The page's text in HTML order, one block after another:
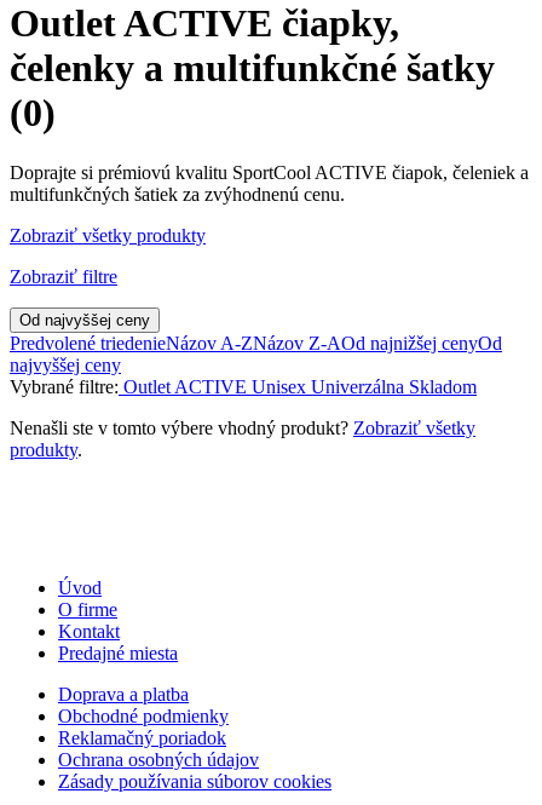
Outlet ACTIVE čiapky,
čelenky a multifunkčné šatky
(0)
Doprajte si prémiovú kvalitu SportCool ACTIVE čiapok, čeleniek a
multifunkčných šatiek za zvýhodnenú cenu.
Zobraziť všetky produkty
Zobraziť filtre
Od najvyššej ceny
Predvolené triedenieNázov A-ZNázov Z-AOd najnižšej cenyOd
najvyššej ceny
Vybrané filtre: Outlet ACTIVE Unisex Univerzálna Skladom
Nenašli ste v tomto výbere vhodný produkt? Zobraziť všetky
produkty.
Úvod
O firme
Kontakt
Predajné miesta
Doprava a platba
Obchodné podmienky
Reklamačný poriadok
Ochrana osobných údajov
Zásady používania súborov cookies